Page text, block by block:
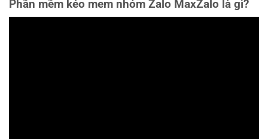
Phần mềm kéo mem nhóm Zalo MaxZalo là gì?